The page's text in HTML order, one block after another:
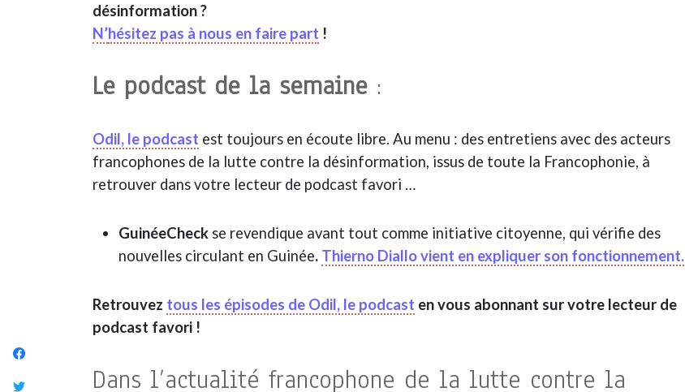
désinformation ?
N’hésitez pas à nous en faire part !
Le podcast de la semaine :
Odil, le podcast est toujours en écoute libre. Au menu : des entretiens avec des acteurs
francophones de la lutte contre la désinformation, issus de toute la Francophonie, à
retrouver dans votre lecteur de podcast favori …
GuinéeCheck se revendique avant tout comme initiative citoyenne, qui vérifie des
nouvelles circulant en Guinée. Thierno Diallo vient en expliquer son fonctionnement.
Retrouvez tous les épisodes de Odil, le podcast en vous abonnant sur votre lecteur de
podcast favori !
Dans l’actualité francophone de la lutte contre la